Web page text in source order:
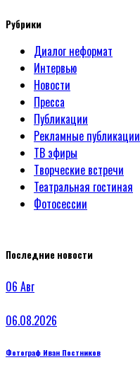
Рубрики
Диалог неформат
Интервью
Новости
Пресса
Публикации
Рекламные публикации
ТВ эфиры
Творческие встречи
Театральная гостиная
Фотосессии
Последние новости
06 Авг
06.08.2026
Фотограф Иван Постников